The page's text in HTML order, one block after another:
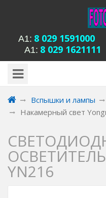
А1: 8 029 1591000
А1: 8 029 1621111
Время работы магазина
20-00, сб с 13-00 до 18-
Вспышки и лампы
Накамерный свет
ОСВЕТИТЕЛЬ
YN216